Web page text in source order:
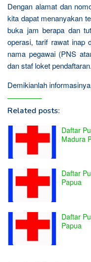
Dengan alamat dan
kita dapat menanyakan
buka jam berapa dan
operasi, tarif rawat inap
nama pegawai (PNS
dan staf loket pendaftaran.
Demikianlah
Related posts:
Daftar
Madura
Daftar
Papua
Daftar
Papua